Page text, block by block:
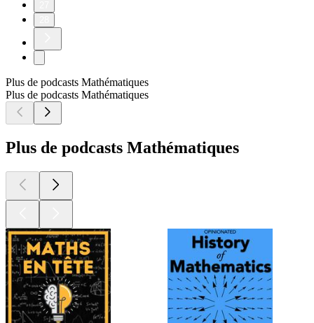
Plus de podcasts Mathématiques
Plus de podcasts Mathématiques
Plus de podcasts Mathématiques